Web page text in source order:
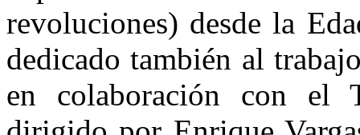
revoluciones) desde la
dedicado también al
en colaboración con el